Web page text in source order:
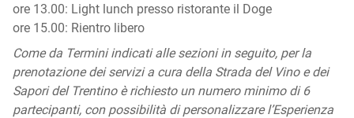
ore 13.00: Light lunch presso ristorante il Doge
ore 15.00: Rientro libero
Come da Termini indicati alle sezioni in seguito, per la
prenotazione dei servizi a cura della Strada del Vino e dei
Sapori del Trentino è richiesto un numero minimo di 6
partecipanti, con possibilità di personalizzare l’Esperienza